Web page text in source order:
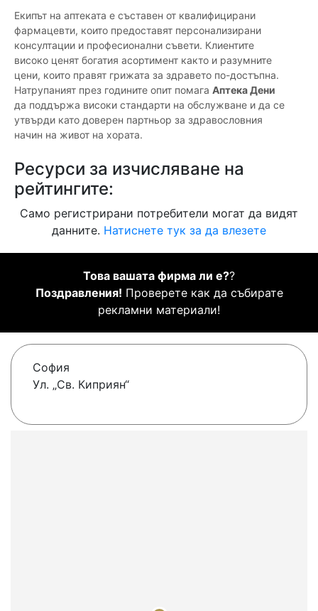
Екипът на аптеката е съставен от квалифицирани
фармацевти, които предоставят персонализирани
консултации и професионални съвети. Клиентите
високо ценят богатия асортимент както и разумните
цени, които правят грижата за здравето по-достъпна.
Натрупаният през годините опит помага Аптека Дени
да поддържа високи стандарти на обслужване и да се
утвърди като доверен партньор за здравословния
начин на живот на хората.
Ресурси за изчисляване на
рейтингите:
Само регистрирани потребители могат да видят
данните. Натиснете тук за да влезете
Това вашата фирма ли е??
Поздравления! Проверете как да събирате
рекламни материали!
София
Ул. „Св. Киприян“